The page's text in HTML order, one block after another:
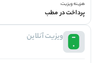
هزینه ویزیت:
پرداخت در مطب
ویزیت آنلاین